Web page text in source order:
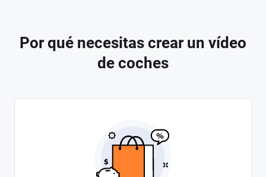
Por qué necesitas crear un vídeo
de coches